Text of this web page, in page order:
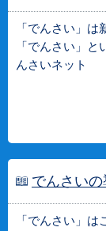
「でんさい」
「でんさい」
んさいネット
でんさいの
「でんさい」